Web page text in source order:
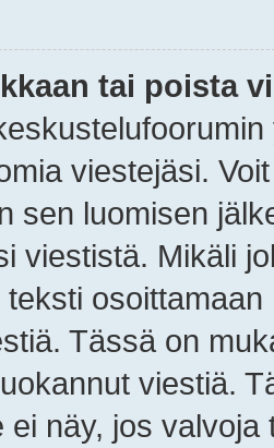
tai poista
viestejäsi.
sen luomisen
viestistä. Mikäli
teksti
Tässä on
viestiä.
ei näy, jos